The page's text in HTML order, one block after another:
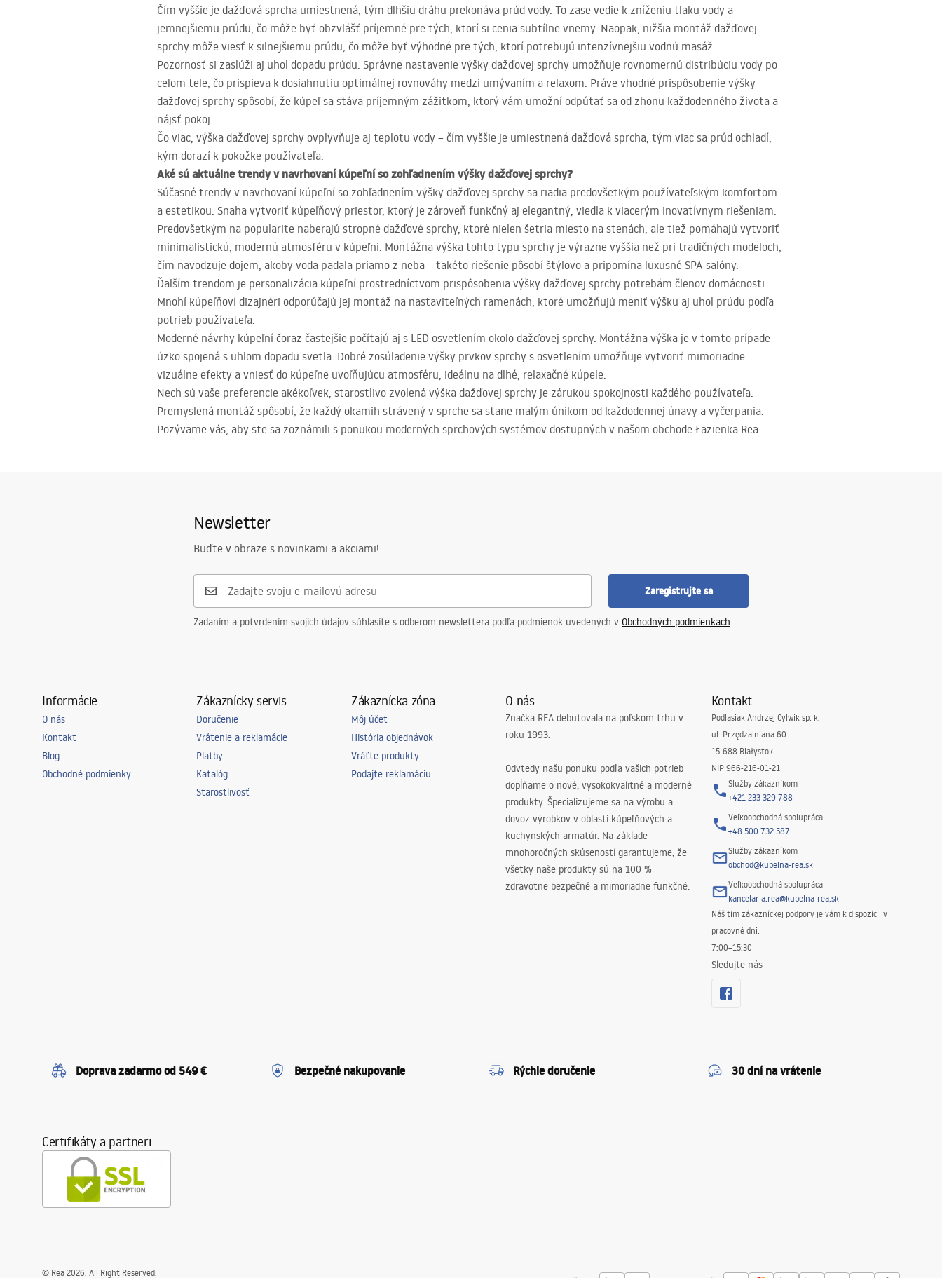
Čím vyššie je dažďová sprcha umiestnená, tým dlhšiu dráhu prekonáva prúd vody. To zase vedie k zníženiu tlaku vody a
jemnejšiemu prúdu, čo môže byť obzvlášť príjemné pre tých, ktorí si cenia subtílne vnemy. Naopak, nižšia montáž dažďovej
sprchy môže viesť k silnejšiemu prúdu, čo môže byť výhodné pre tých, ktorí potrebujú intenzívnejšiu vodnú masáž.
Pozornosť si zaslúži aj uhol dopadu prúdu. Správne nastavenie výšky dažďovej sprchy umožňuje rovnomernú distribúciu vody po
celom tele, čo prispieva k dosiahnutiu optimálnej rovnováhy medzi umývaním a relaxom. Práve vhodné prispôsobenie výšky
dažďovej sprchy spôsobí, že kúpeľ sa stáva príjemným zážitkom, ktorý vám umožní odpútať sa od zhonu každodenného života a
nájsť pokoj.
Čo viac, výška dažďovej sprchy ovplyvňuje aj teplotu vody – čím vyššie je umiestnená dažďová sprcha, tým viac sa prúd ochladí,
kým dorazí k pokožke používateľa.
Aké sú aktuálne trendy v navrhovaní kúpeľní so zohľadnením výšky dažďovej sprchy?
Súčasné trendy v navrhovaní kúpeľní so zohľadnením výšky dažďovej sprchy sa riadia predovšetkým používateľským komfortom
a estetikou. Snaha vytvoriť kúpeľňový priestor, ktorý je zároveň funkčný aj elegantný, viedla k viacerým inovatívnym riešeniam.
Predovšetkým na popularite naberajú stropné dažďové sprchy, ktoré nielen šetria miesto na stenách, ale tiež pomáhajú vytvoriť
minimalistickú, modernú atmosféru v kúpeľni. Montážna výška tohto typu sprchy je výrazne vyššia než pri tradičných modeloch,
čím navodzuje dojem, akoby voda padala priamo z neba – takéto riešenie pôsobí štýlovo a pripomína luxusné SPA salóny.
Ďalším trendom je personalizácia kúpeľní prostredníctvom prispôsobenia výšky dažďovej sprchy potrebám členov domácnosti.
Mnohí kúpeľňoví dizajnéri odporúčajú jej montáž na nastaviteľných ramenách, ktoré umožňujú meniť výšku aj uhol prúdu podľa
potrieb používateľa.
Moderné návrhy kúpeľní čoraz častejšie počítajú aj s LED osvetlením okolo dažďovej sprchy. Montážna výška je v tomto prípade
úzko spojená s uhlom dopadu svetla. Dobré zosúladenie výšky prvkov sprchy s osvetlením umožňuje vytvoriť mimoriadne
vizuálne efekty a vniesť do kúpeľne uvoľňujúcu atmosféru, ideálnu na dlhé, relaxačné kúpele.
Nech sú vaše preferencie akékoľvek, starostlivo zvolená výška dažďovej sprchy je zárukou spokojnosti každého používateľa.
Premyslená montáž spôsobí, že každý okamih strávený v sprche sa stane malým únikom od každodennej únavy a vyčerpania.
Pozývame vás, aby ste sa zoznámili s ponukou moderných sprchových systémov dostupných v našom obchode Łazienka Rea.
Newsletter
Buďte v obraze s novinkami a akciami!
Zaregistrujte sa
Zadaním a potvrdením svojich údajov súhlasíte s odberom newslettera podľa podmienok uvedených v Obchodných podmienkach.
Informácie
O nás
Kontakt
Blog
Obchodné podmienky
Zákaznícky servis
Doručenie
Vrátenie a reklamácie
Platby
Katalóg
Starostlivosť
Zákaznícka zóna
Môj účet
História objednávok
Vráťte produkty
Podajte reklamáciu
O nás
Značka REA debutovala na poľskom trhu v
roku 1993.
Odvtedy našu ponuku podľa vašich potrieb
dopĺňame o nové, vysokokvalitné a moderné
produkty. Špecializujeme sa na výrobu a
dovoz výrobkov v oblasti kúpeľňových a
kuchynských armatúr. Na základe
mnohoročných skúseností garantujeme, že
všetky naše produkty sú na 100 %
zdravotne bezpečné a mimoriadne funkčné.
Kontakt
Podlasiak Andrzej Cylwik sp. k.
ul. Przędzalniana 60
15-688 Białystok
NIP 966-216-01-21
Služby zákazníkom
+421 233 329 788
Veľkoobchodná spolupráca
+48 500 732 587
Služby zákazníkom
obchod@kupelna-rea.sk
Veľkoobchodná spolupráca
kancelaria.rea@kupelna-rea.sk
Náš tím zákazníckej podpory je vám k dispozícii v
pracovné dni:
7:00–15:30
Sledujte nás
Doprava zadarmo od 549 € Bezpečné nakupovanie Rýchle doručenie 30 dní na vrátenie
Certifikáty a partneri
© Rea 2026. All Right Reserved.